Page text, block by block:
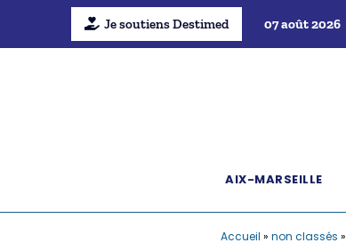
Je soutiens Destimed 07 août 2026
AIX-MARSEILLE
Accueil » non classés »